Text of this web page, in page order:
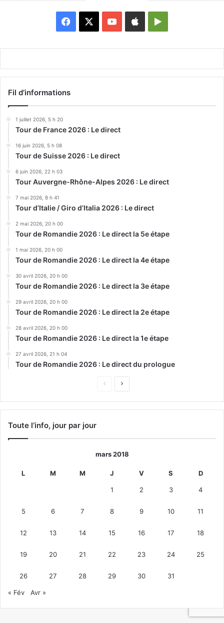
Facebook YouTubeAppleGoogle
Fil d’informations
1 juillet 2026, 5 h 20
Tour de France 2026 : Le direct
16 juin 2026, 5 h 08
Tour de Suisse 2026 : Le direct
6 juin 2026, 22 h 03
Tour Auvergne-Rhône-Alpes 2026 : Le direct
7 mai 2026, 8 h 41
Tour d’Italie / Giro d’Italia 2026 : Le direct
2 mai 2026, 20 h 00
Tour de Romandie 2026 : Le direct la 5e étape
1 mai 2026, 20 h 00
Tour de Romandie 2026 : Le direct la 4e étape
30 avril 2026, 20 h 00
Tour de Romandie 2026 : Le direct la 3e étape
29 avril 2026, 20 h 00
Tour de Romandie 2026 : Le direct la 2e étape
28 avril 2026, 20 h 00
Tour de Romandie 2026 : Le direct la 1e étape
27 avril 2026, 21 h 04
Tour de Romandie 2026 : Le direct du prologue
Page
Page
Toute l’info, jour par jour
mars 2018
L M M J V S D
1 2 3 4
5 6 7 8 9 10 11
12 13 14 15 16 17 18
19 20 21 22 23 24 25
26 27 28 29 30 31
« Fév Avr »